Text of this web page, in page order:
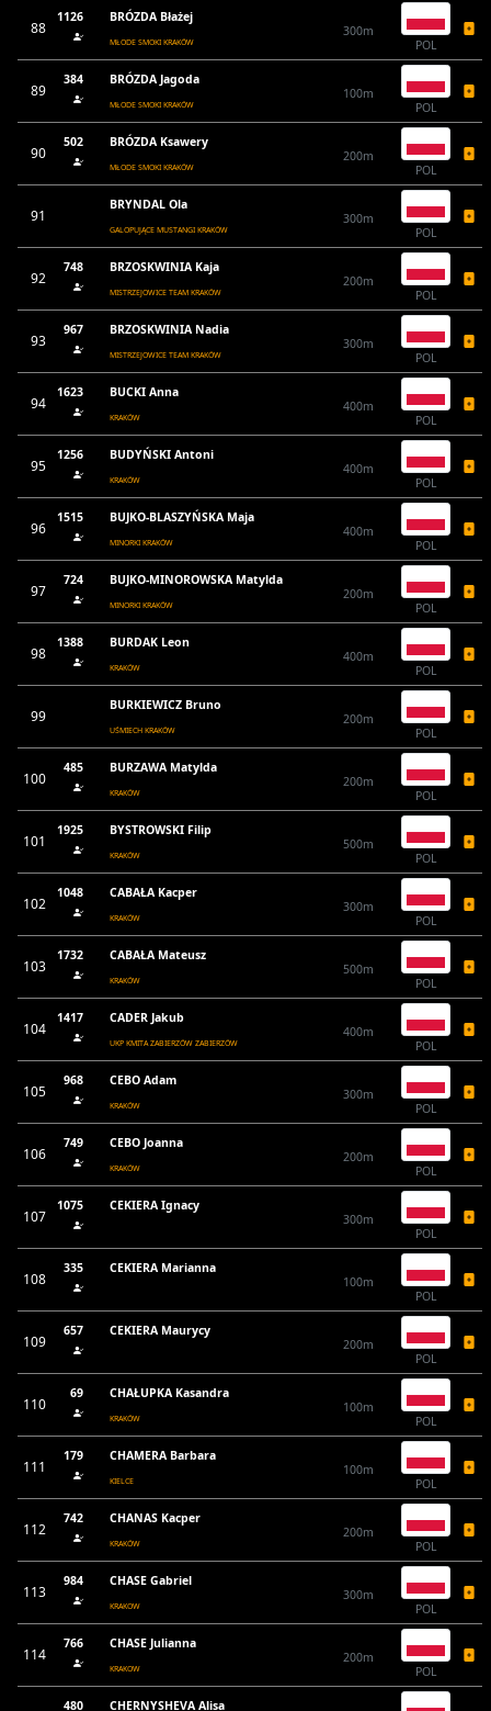
88
1126 BRÓZDA Błażej
MŁODE SMOKI KRAKÓW
300m
POL
89
384 BRÓZDA Jagoda
MŁODE SMOKI KRAKÓW
100m
POL
90
502 BRÓZDA Ksawery
MŁODE SMOKI KRAKÓW
200m
POL
91
BRYNDAL Ola
GALOPUJĄCE MUSTANGI KRAKÓW
300m
POL
92
748 BRZOSKWINIA Kaja
MISTRZEJOWICE TEAM KRAKÓW
200m
POL
93
967 BRZOSKWINIA Nadia
MISTRZEJOWICE TEAM KRAKÓW
300m
POL
94
1623 BUCKI Anna
KRAKÓW
400m
POL
95
1256 BUDYŃSKI Antoni
KRAKÓW
400m
POL
96
1515 BUJKO-BLASZYŃSKA Maja
MINORKI KRAKÓW
400m
POL
97
724 BUJKO-MINOROWSKA Matylda
MINORKI KRAKÓW
200m
POL
98
1388 BURDAK Leon
KRAKÓW
400m
POL
99
BURKIEWICZ Bruno
UŚMIECH KRAKÓW
200m
POL
100
485 BURZAWA Matylda
KRAKÓW
200m
POL
101
1925 BYSTROWSKI Filip
KRAKÓW
500m
POL
102
1048 CABAŁA Kacper
KRAKÓW
300m
POL
103
1732 CABAŁA Mateusz
KRAKÓW
500m
POL
104
1417 CADER Jakub
UKP KMITA ZABIERZÓW ZABIERZÓW
400m
POL
105
968 CEBO Adam
KRAKÓW
300m
POL
106
749 CEBO Joanna
KRAKÓW
200m
POL
107
1075
CEKIERA Ignacy
300m
POL
108
335
CEKIERA Marianna
100m
POL
109
657
CEKIERA Maurycy
200m
POL
110
69 CHAŁUPKA Kasandra
KRAKÓW
100m
POL
111
179 CHAMERA Barbara
KIELCE
100m
POL
112
742 CHANAS Kacper
KRAKÓW
200m
POL
113
984 CHASE Gabriel
KRAKOW
300m
POL
114
766 CHASE Julianna
KRAKOW
200m
POL
480 CHERNYSHEVA Alisa